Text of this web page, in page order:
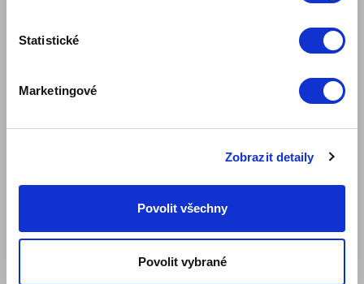
Statistické
Marketingové
Zobrazit detaily
Povolit všechny
Povolit vybrané
Klubové podmínky ZepterClub
Ochrana osobních údajů
SLEDUJTE NÁS